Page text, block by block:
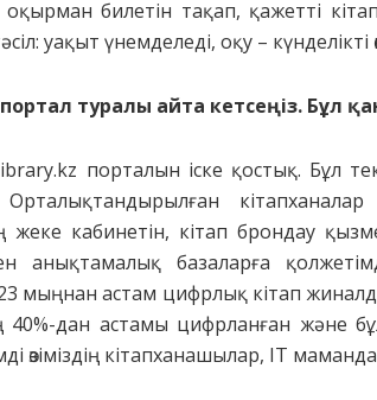
оқырман билетін тақап, қажетті
уақыт үнемделеді, оқу – күнделікті
туралы айта кетсеңіз. Бұл
порталын іске қостық. Бұл
кітапханалар
кабинетін, кітап брондау
анықтамалық базаларға
мыңнан астам цифрлық кітап
дан астамы цифрланған және
өзіміздің кітапханашылар, ІТ